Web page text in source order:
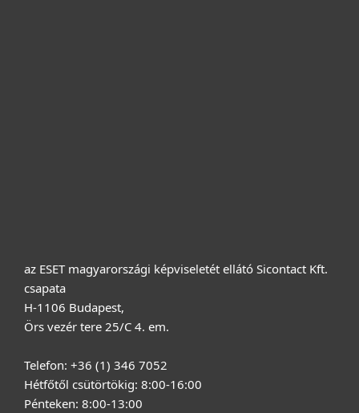
az ESET magyarországi képviseletét ellátó Sicontact Kft.
csapata
H-1106 Budapest,
Örs vezér tere 25/C 4. em.
Telefon: +36 (1) 346 7052
Hétfőtől csütörtökig: 8:00-16:00
Pénteken: 8:00-13:00